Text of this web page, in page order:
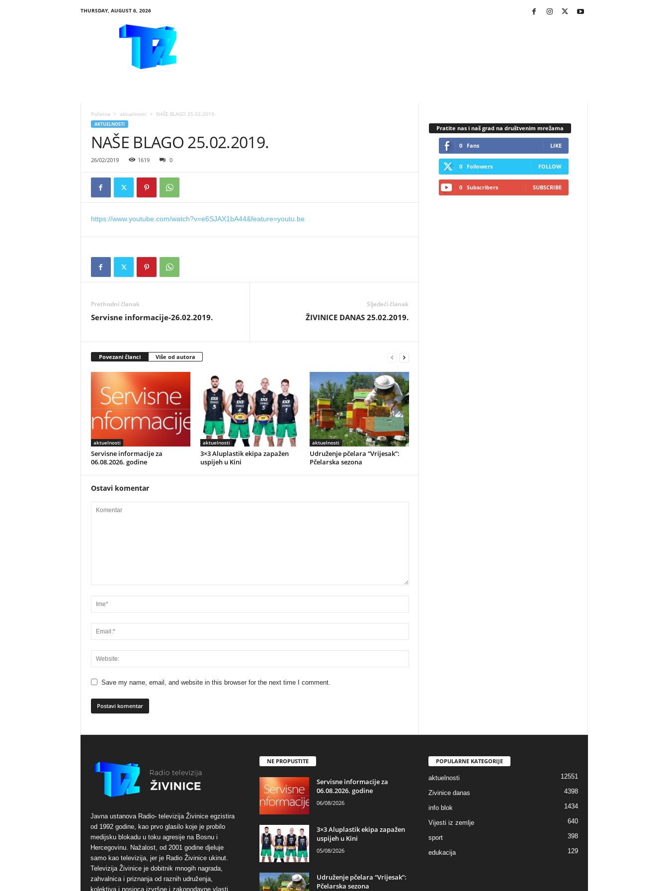
THURSDAY, AUGUST 6, 2026
Početna aktuelnosti NAŠE BLAGO 25.02.2019.
AKTUELNOSTI
NAŠE BLAGO 25.02.2019.
26/02/2019 1619 0
https://www.youtube.com/watch?v=e6SJAX1bA44&feature=youtu.be
Prethodni članak
Servisne informacije-26.02.2019.
Sljedeći članak
ŽIVINICE DANAS 25.02.2019.
Povezani članci Više od autora
aktuelnosti
Servisne informacije za
06.08.2026. godine
aktuelnosti
3×3 Aluplastik ekipa zapažen
uspijeh u Kini
aktuelnosti
Udruženje pčelara “Vrijesak”:
Pčelarska sezona
Ostavi komentar
Save my name, email, and website in this browser for the next time I comment.
Pratite nas i naš grad na društvenim mrežama
0 Fans LIKE
0 Followers FOLLOW
0 Subscribers SUBSCRIBE
Javna ustanova Radio- televizija Živinice egzistira
od 1992 godine, kao prvo glasilo koje je probilo
medijsku blokadu u toku agresije na Bosnu i
Hercegovinu. Nažalost, od 2001 godine djeluje
samo kao televizija, jer je Radio Živinice ukinut.
Televizija Živinice je dobitnik mnogih nagrada,
zahvalnica i priznanja od raznih udruženja,
kolektiva i nosioca izvršne i zakonodavne vlasti,
NE PROPUSTITE
Servisne informacije za
06.08.2026. godine
06/08/2026
3×3 Aluplastik ekipa zapažen
uspijeh u Kini
05/08/2026
Udruženje pčelara “Vrijesak”:
Pčelarska sezona
POPULARNE KATEGORIJE
aktuelnosti 12551
Zivinice danas 4398
info blok 1434
Vijesti iz zemlje 640
sport 398
edukacija 129